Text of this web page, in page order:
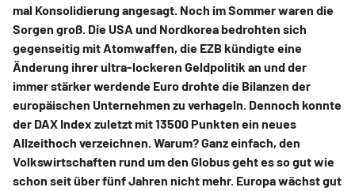
mal Konsolidierung angesagt. Noch im Sommer waren die
Sorgen groß. Die USA und Nordkorea bedrohten sich
gegenseitig mit Atomwaffen, die EZB kündigte eine
Änderung ihrer ultra-lockeren Geldpolitik an und der
immer stärker werdende Euro drohte die Bilanzen der
europäischen Unternehmen zu verhageln. Dennoch konnte
der DAX Index zuletzt mit 13500 Punkten ein neues
Allzeithoch verzeichnen. Warum? Ganz einfach, den
Volkswirtschaften rund um den Globus geht es so gut wie
schon seit über fünf Jahren nicht mehr. Europa wächst gut